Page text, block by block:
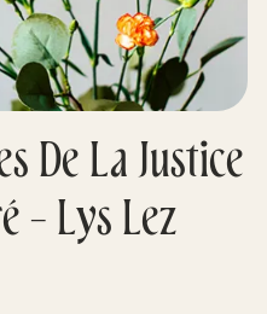
volontés
De La Justice
- Lys Lez